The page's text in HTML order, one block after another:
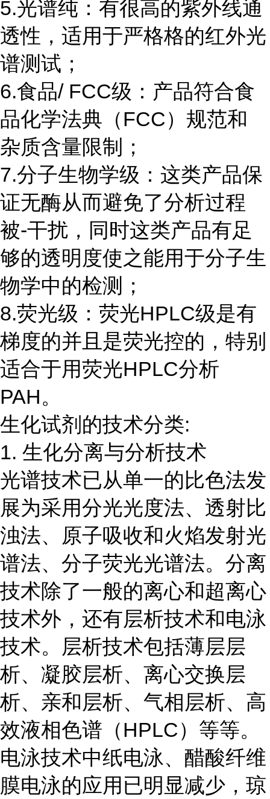
5.光谱纯：有很高的紫外线通
透性，适用于严格格的红外光
谱测试；
6.食品/ FCC级：产品符合食
品化学法典（FCC）规范和
杂质含量限制；
7.分子生物学级：这类产品保
证无酶从而避免了分析过程
被-干扰，同时这类产品有足
够的透明度使之能用于分子生
物学中的检测；
8.荧光级：荧光HPLC级是有
梯度的并且是荧光控的，特别
适合于用荧光HPLC分析
PAH。
生化试剂的技术分类:
1. 生化分离与分析技术
光谱技术已从单一的比色法发
展为采用分光光度法、透射比
浊法、原子吸收和火焰发射光
谱法、分子荧光光谱法。分离
技术除了一般的离心和超离心
技术外，还有层析技术和电泳
技术。层析技术包括薄层层
析、凝胶层析、离心交换层
析、亲和层析、气相层析、高
效液相色谱（HPLC）等等。
电泳技术中纸电泳、醋酸纤维
膜电泳的应用已明显减少，琼